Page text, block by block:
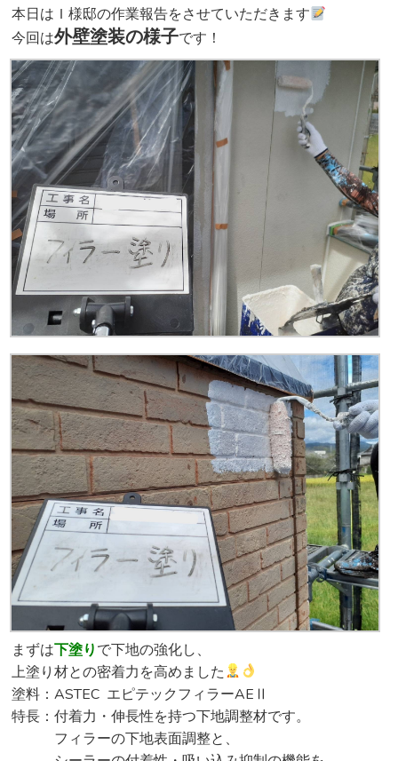
本日はＩ 様邸の作業報告をさせていただきます
今回は外壁塗装の様子です！
まずは下塗りで下地の強化し、
上塗り材との密着力を高めました
塗料：ASTEC エピテックフィラーAEⅡ
特長：付着力・伸長性を持つ下地調整材です。
フィラーの下地表面調整と、